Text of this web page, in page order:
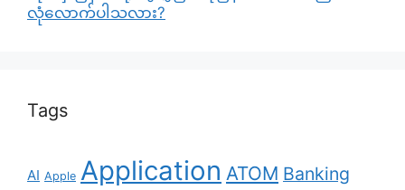
လုံလောက်ပါသလား?
Tags
AI Apple Application ATOM Banking